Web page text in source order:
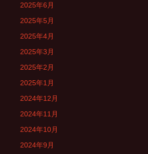
2025年6月
2025年5月
2025年4月
2025年3月
2025年2月
2025年1月
2024年12月
2024年11月
2024年10月
2024年9月